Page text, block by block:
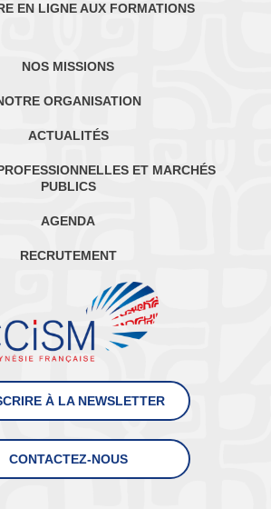
EN LIGNE AUX FORMATIONS
NOS MISSIONS
ORGANISATION
ACTUALITÉS
ET MARCHÉS
PUBLICS
AGENDA
RECRUTEMENT
À LA NEWSLETTER
CONTACTEZ-NOUS